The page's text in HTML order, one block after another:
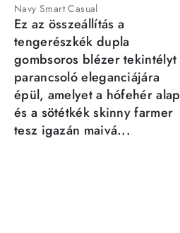
Navy Smart Casual
Ez az összeállítás a
tengerészkék dupla
gombsoros blézer tekintélyt
parancsoló eleganciájára
épül, amelyet a hófehér alap
és a sötétkék skinny farmer
tesz igazán maivá...